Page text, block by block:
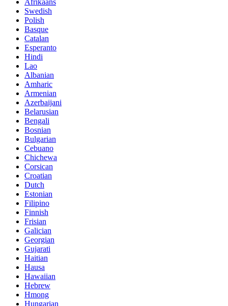
Afrikaans
Swedish
Polish
Basque
Catalan
Esperanto
Hindi
Lao
Albanian
Amharic
Armenian
Azerbaijani
Belarusian
Bengali
Bosnian
Bulgarian
Cebuano
Chichewa
Corsican
Croatian
Dutch
Estonian
Filipino
Finnish
Frisian
Galician
Georgian
Gujarati
Haitian
Hausa
Hawaiian
Hebrew
Hmong
Hungarian